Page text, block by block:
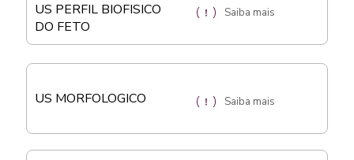
US PERFIL BIOFISICO
DO FETO
Saiba mais
US MORFOLOGICO Saiba mais